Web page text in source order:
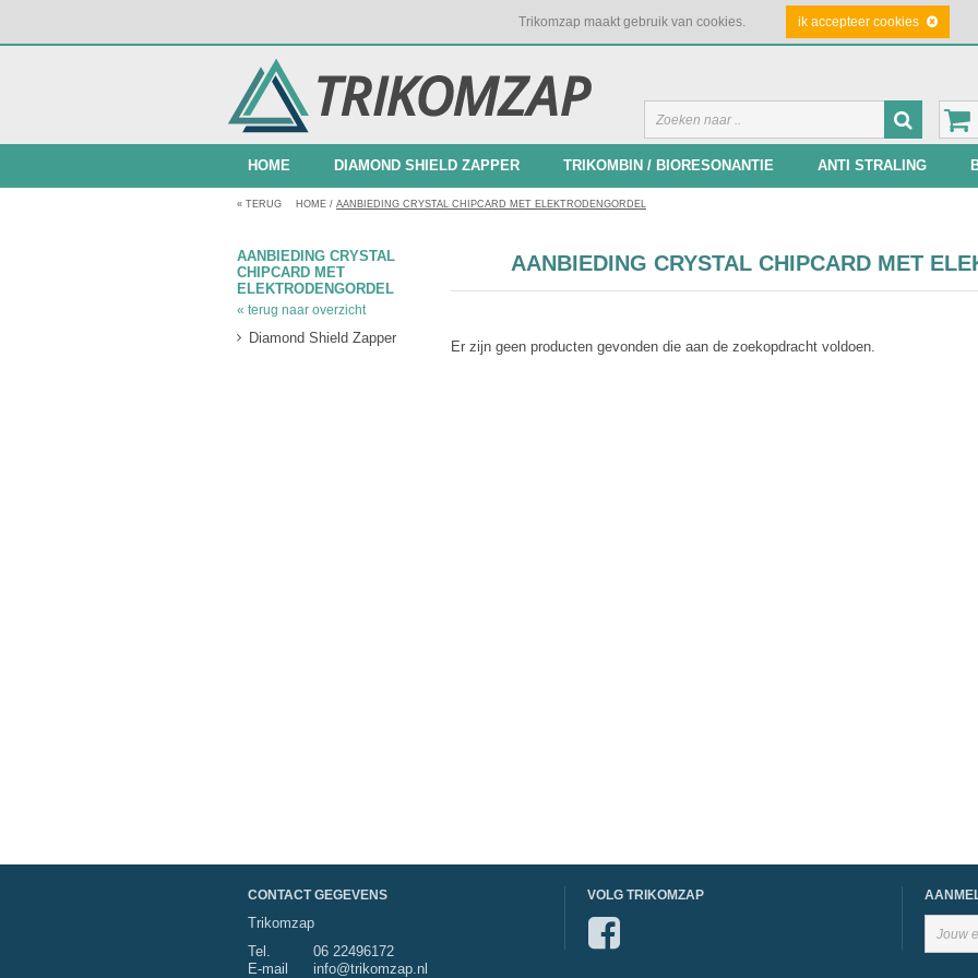
Trikomzap maakt gebruik van cookies. ik accepteer cookies
HOME DIAMOND SHIELD ZAPPER TRIKOMBIN / BIORESONANTIE ANTI STRALING
BUNDELAANBIEDINGEN
« TERUG HOME / AANBIEDING CRYSTAL CHIPCARD MET ELEKTRODENGORDEL
AANBIEDING CRYSTAL
CHIPCARD MET
ELEKTRODENGORDEL
« terug naar overzicht
Diamond Shield Zapper
AANBIEDING CRYSTAL CHIPCARD MET
Er zijn geen producten gevonden die aan de zoekopdracht voldoen.
CONTACT GEGEVENS
Trikomzap
Tel.
06 22496172
E-mail
info@trikomzap.nl
VOLG TRIKOMZAP